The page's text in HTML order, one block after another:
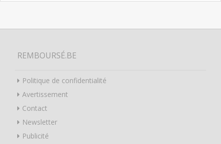
REMBOURSÉ.BE
Politique de confidentialité
Avertissement
Contact
Newsletter
Publicité